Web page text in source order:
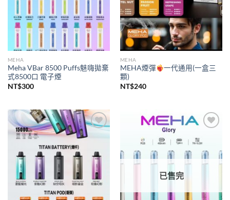
MEHA
Meha VBar 8500 Puffs魅嗨拋棄
式8500口 電子煙
NT$300
MEHA
MEHA煙彈
一代通用(一盒三
顆)
NT$240
Add to
wishlist
已售完